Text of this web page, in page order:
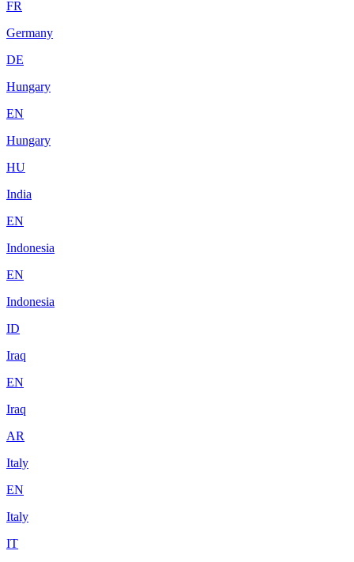
FR
Germany
DE
Hungary
EN
Hungary
HU
India
EN
Indonesia
EN
Indonesia
ID
Iraq
EN
Iraq
AR
Italy
EN
Italy
IT